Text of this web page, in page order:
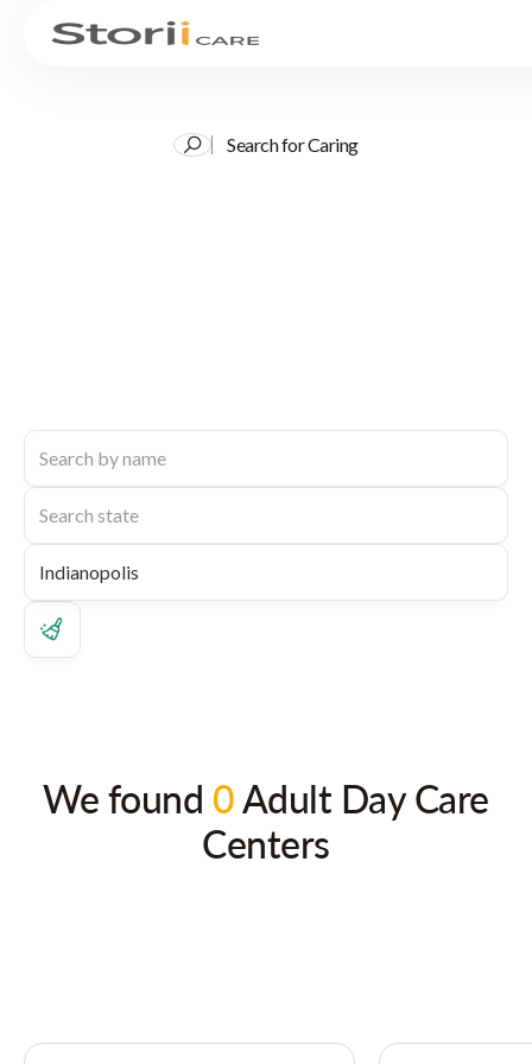
Search for Caring
We found 0Adult Day Care
Centers